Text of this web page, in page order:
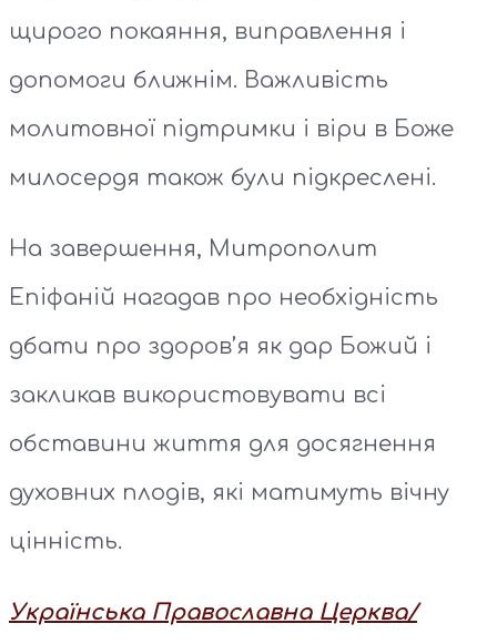
щирого покаяння, виправлення і
допомоги ближнім. Важливість
молитовної підтримки і віри в Боже
милосердя також були підкреслені.
На завершення, Митрополит
Епіфаній нагадав про необхідність
дбати про здоров’я як дар Божий і
закликав використовувати всі
обставини життя для досягнення
духовних плодів, які матимуть вічну
цінність.
Українська Православна Церква/